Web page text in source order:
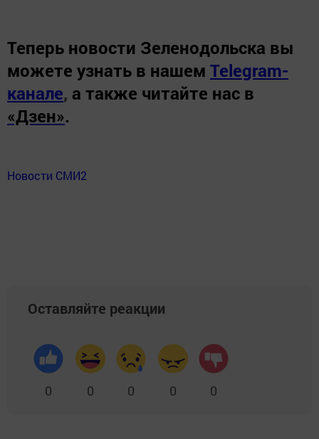
Теперь новости Зеленодольска вы
можете узнать в нашем Telegram-
канале, а также читайте нас в
«Дзен».
Новости СМИ2
Оставляйте реакции
0 0 0 0 0